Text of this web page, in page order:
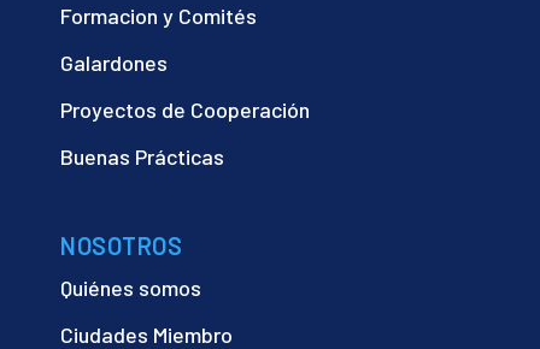
Formacion y Comités
Galardones
Proyectos de Cooperación
Buenas Prácticas
NOSOTROS
Quiénes somos
Ciudades Miembro